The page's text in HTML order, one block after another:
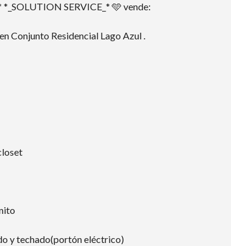
SERVICE_* 🩵 vende:
Conjunto Residencial Lago Azul .
y techado(portón eléctrico)